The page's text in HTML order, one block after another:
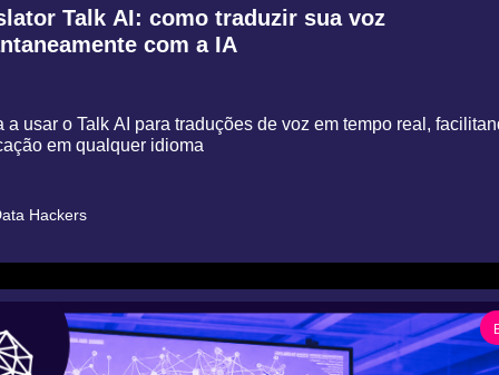
Talk AI: como traduzir sua voz
com a IA
a usar o Talk AI para traduções de voz em tempo real,
em qualquer idioma
Hackers